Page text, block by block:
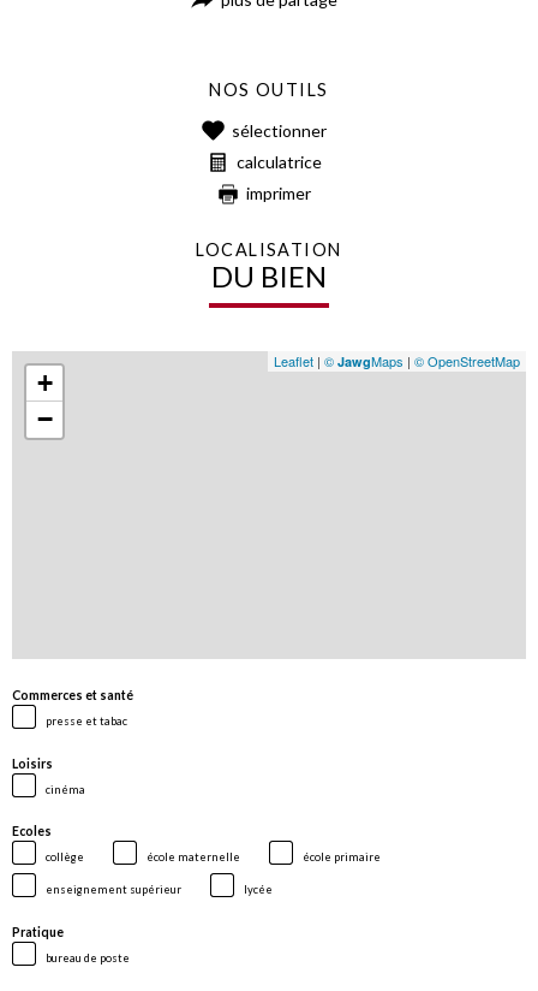
NOS OUTILS
sélectionner
calculatrice
imprimer
LOCALISATION
DU BIEN
+
−
Leaflet | © JawgMaps | © OpenStreetMap
Commerces et santé
presse et tabac
Loisirs
cinéma
Ecoles
collège école maternelle école primaire
enseignement supérieur lycée
Pratique
bureau de poste